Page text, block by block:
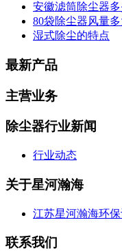
安徽滤筒除尘器
80袋除尘器风量
湿式除尘的特点
最新产品
主营业务
除尘器行业新闻
行业动态
关于星河瀚海
江苏星河瀚海环
联系我们